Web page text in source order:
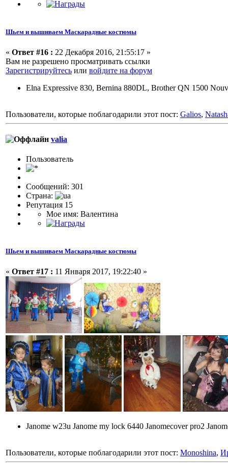
Шьем и вышиваем Маскарадные костюмы
« Ответ #16 : 22 Декабря 2016, 21:55:17 »
Вам не разрешено просматривать ссылки
Зарегистрируйтесь или войдите на форум
Elna Expressive 830, Bernina 880DL, Brother QN 1500
Пользователи, которые поблагодарили этот пост: Galios,
valia
Пользовaтeль
Сообщений: 301
Страна:
Репутация 15
Мое имя: Валентина
Шьем и вышиваем Маскарадные костюмы
« Ответ #17 : 11 Января 2017, 19:22:40 »
Janome w23u Janome my lock 6440 Janomecover pro2
Пользователи, которые поблагодарили этот пост: Monoshina,